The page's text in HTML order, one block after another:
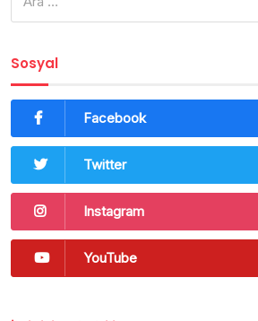
Sosyal
Facebook
Twitter
Instagram
YouTube